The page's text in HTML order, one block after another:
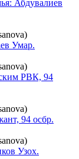
Абдувалиев
Умар.
РВК, 94
94 осбр.
Узох.